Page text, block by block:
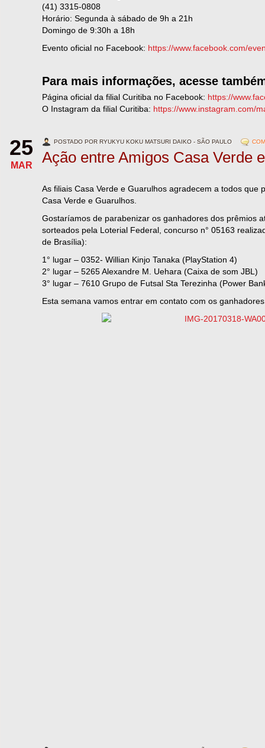
(41) 3315-0808
Horário: Segunda à sábado de 9h a 21h
Domingo de 9:30h a 18h
Evento oficial no Facebook: https://www.facebook.com/
Para mais informações, acesse
Página oficial da filial Curitiba no Facebook: https://
O Instagram da filial Curitiba: https://www.instagram.com/
25
MAR
POSTADO POR RYUKYU KOKU MATSURI DAIKO - SÃO PAULO
Ação entre Amigos Casa Verde
As filiais Casa Verde e Guarulhos agradecem a todos que
Casa Verde e Guarulhos.
Gostaríamos de parabenizar os ganhadores dos prêmios
sorteados pela Loterial Federal, concurso n° 05163
de Brasília):
1° lugar – 0352- Willian Kinjo Tanaka (PlayStation 4)
2° lugar – 5265 Alexandre M. Uehara (Caixa de som JBL)
3° lugar – 7610 Grupo de Futsal Sta Terezinha (Power
Esta semana vamos entrar em contato com os